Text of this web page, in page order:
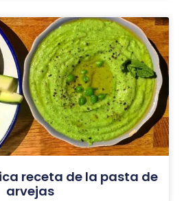
receta de la pasta de
arvejas